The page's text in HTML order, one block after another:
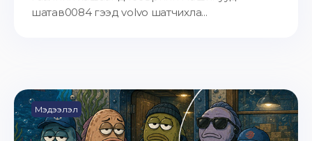
шатав0084 гээд volvo шатчихла...
Мэдээлэл